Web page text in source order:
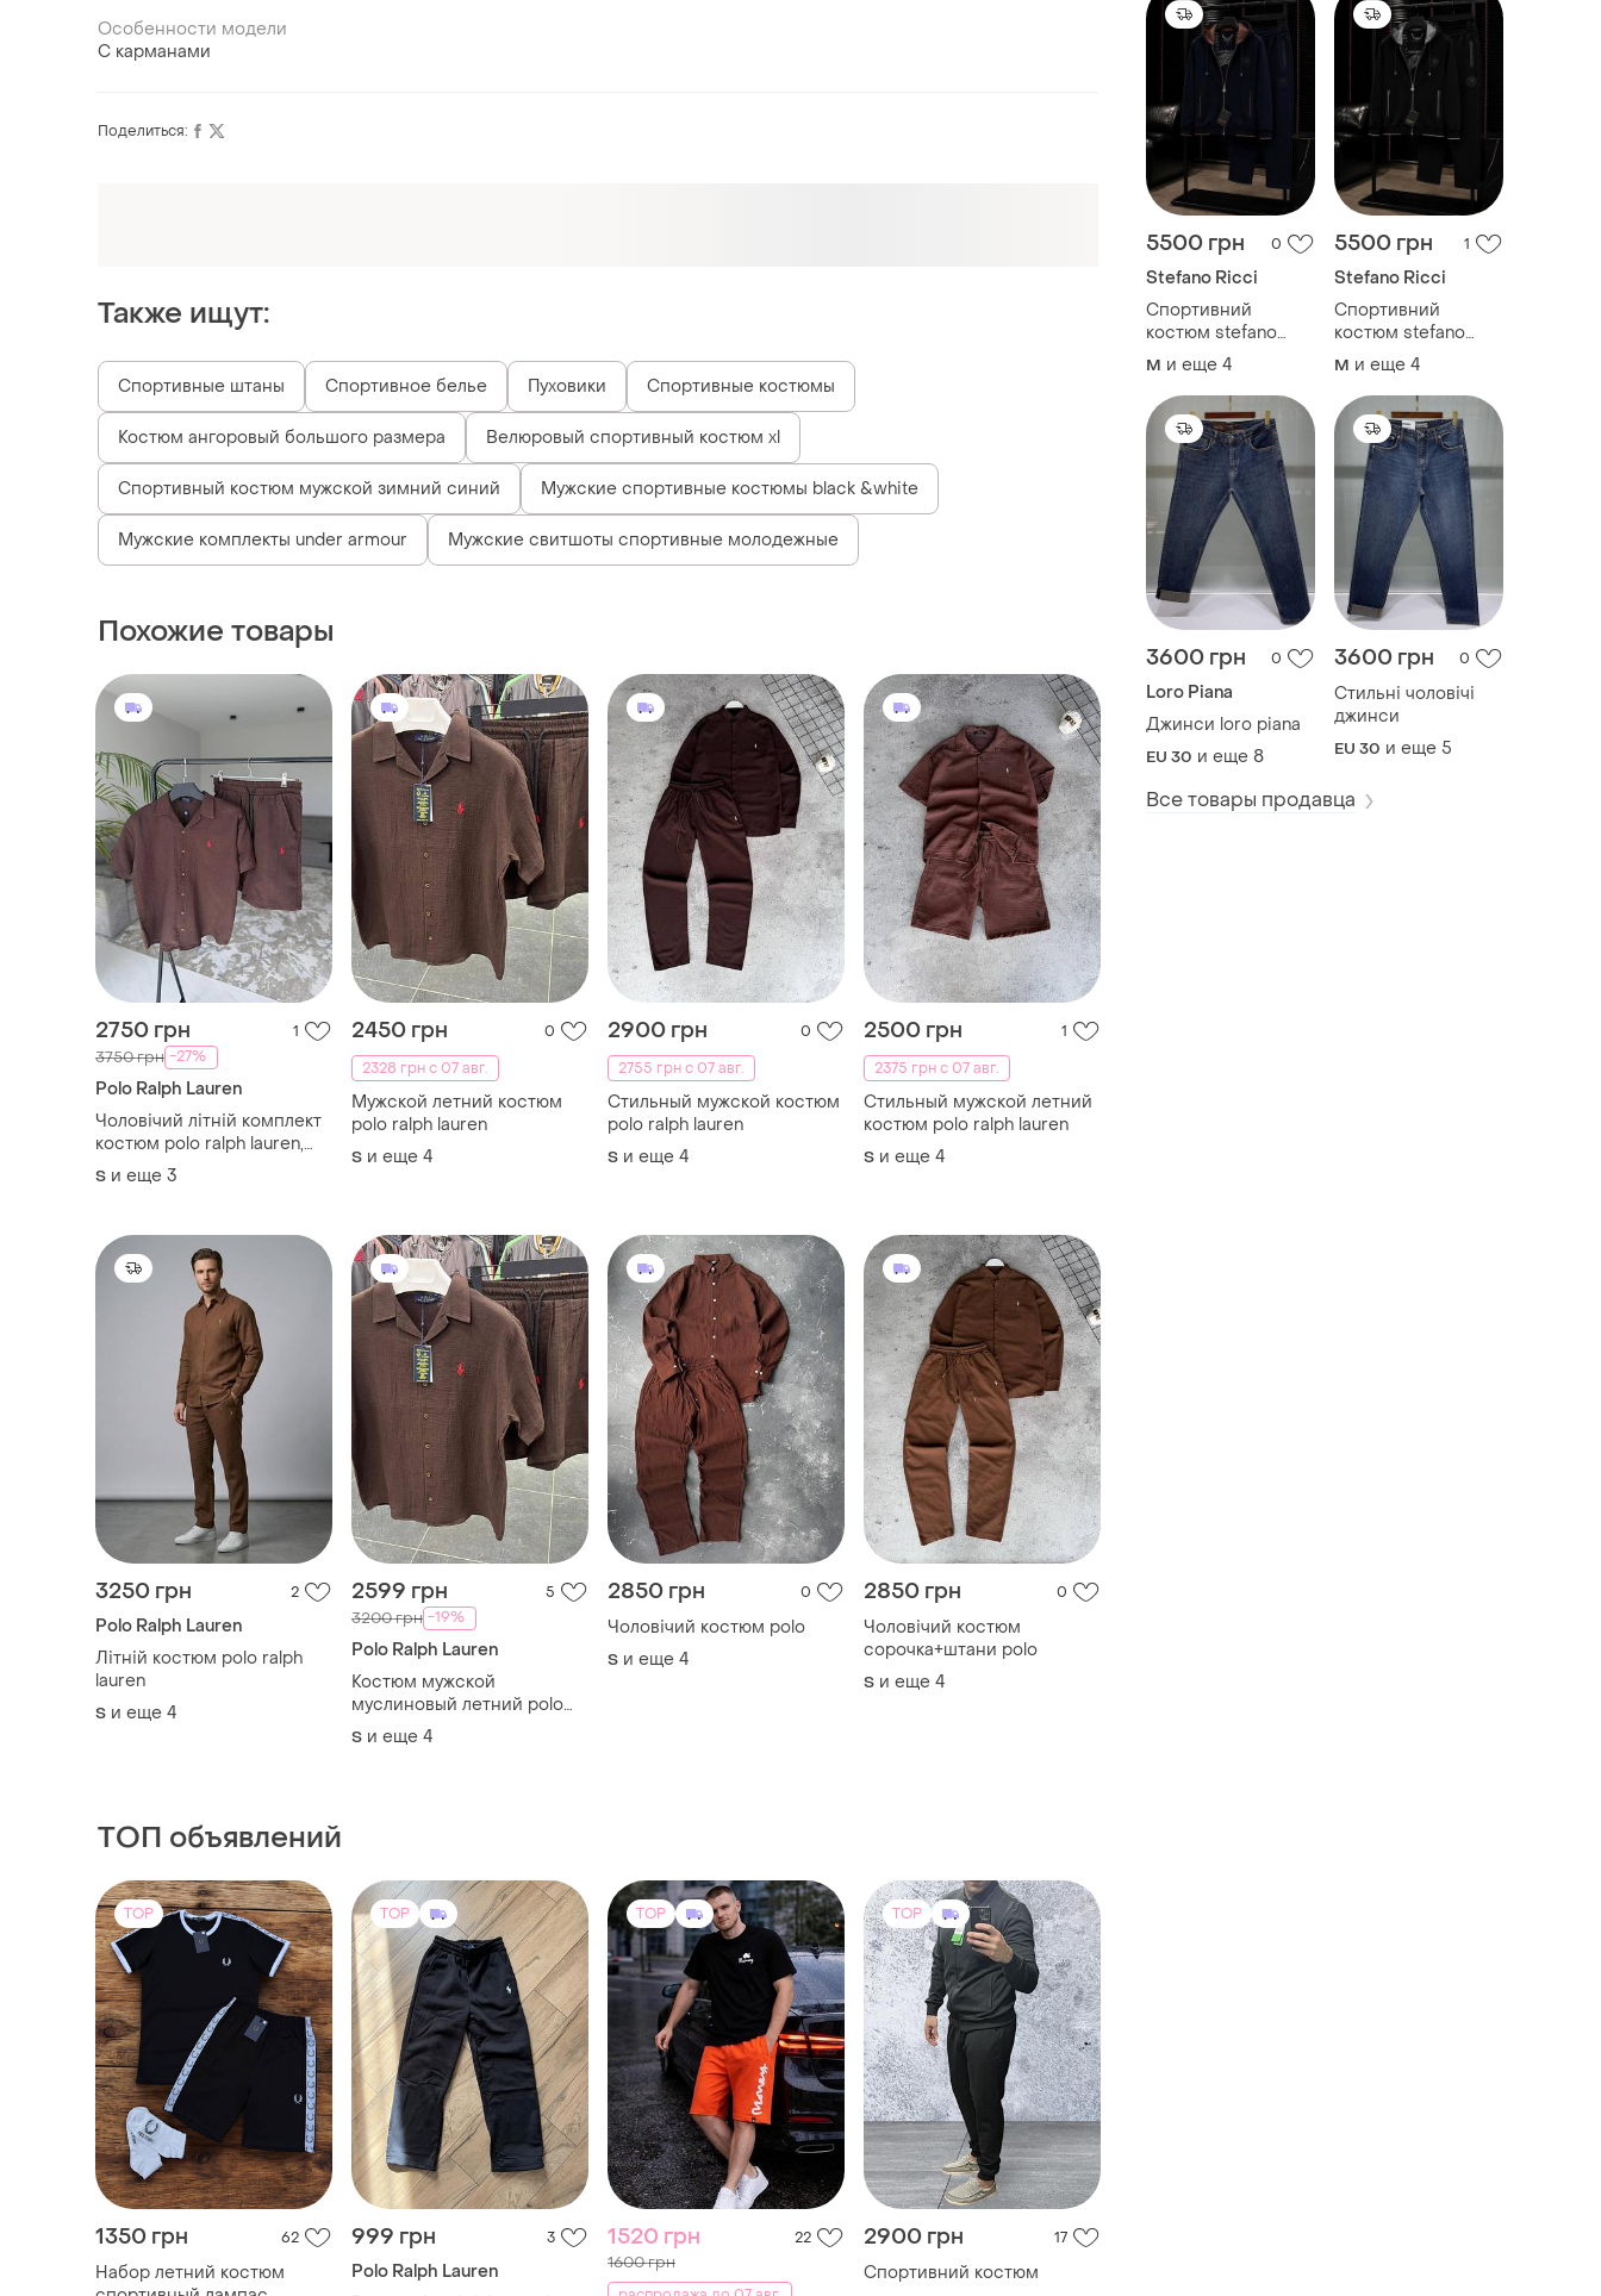
Особенности модели
С карманами
5500 грн 0
Stefano Ricci
Спортивний
костюм stefano
ricci
M и еще 4
5500 грн 1
Stefano Ricci
Спортивний
костюм stefano
ricci
M и еще 4
3600 грн 0
Loro Piana
Джинси loro piana
EU 30 и еще 8
3600 грн 0
Стильні чоловічі
джинси
EU 30 и еще 5
Все товары продавца
Поделиться:
Также ищут:
Спортивные штаны Спортивное белье Пуховики Спортивные костюмы
Костюм ангоровый большого размера Велюровый спортивный костюм xl
Спортивный костюм мужской зимний синий Мужские спортивные костюмы black &white
Мужские комплекты under armour Мужские свитшоты спортивные молодежные
Похожие товары
2750 грн 1
3750 грн -27%
Polo Ralph Lauren
Чоловічий літній комплект
костюм polo ralph lauren,
мусліновий
S и еще 3
2450 грн
0
2328 грн с 07 авг.
Мужской летний костюм
polo ralph lauren
S и еще 4
2900 грн
0
2755 грн с 07 авг.
Стильный мужской костюм
polo ralph lauren
S и еще 4
2500 грн
1
2375 грн с 07 авг.
Стильный мужской летний
костюм polo ralph lauren
S и еще 4
3250 грн 2
Polo Ralph Lauren
Літній костюм polo ralph
lauren
S и еще 4
2599 грн 5
3200 грн -19%
Polo Ralph Lauren
Костюм мужской
муслиновый летний polo
ralph lauren brown! рубашка
+ шорты! костюм
S и еще 4
2850 грн 0
Чоловічий костюм polo
S и еще 4
2850 грн 0
Чоловічий костюм
сорочка+штани polo
S и еще 4
ТОП объявлений
TOP
1350 грн 62
Набор летний костюм
TOP
999 грн 3
Polo Ralph Lauren
TOP
1520 грн 22
1600 грн
TOP
2900 грн 17
Спортивний костюм